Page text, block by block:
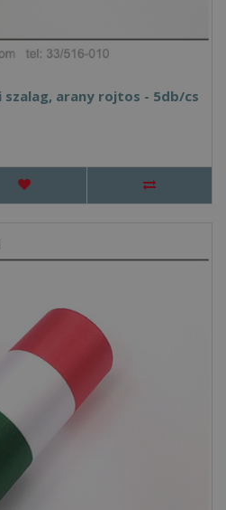
szalag, arany rojtos - 5db/cs